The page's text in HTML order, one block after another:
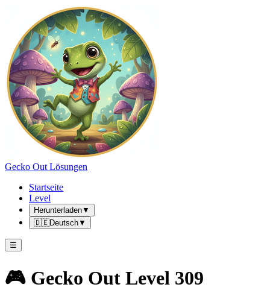
Gecko Out Lösungen
Startseite
Level
Herunterladen▼
🇩🇪Deutsch▼
☰
🎮 Gecko Out Level 309